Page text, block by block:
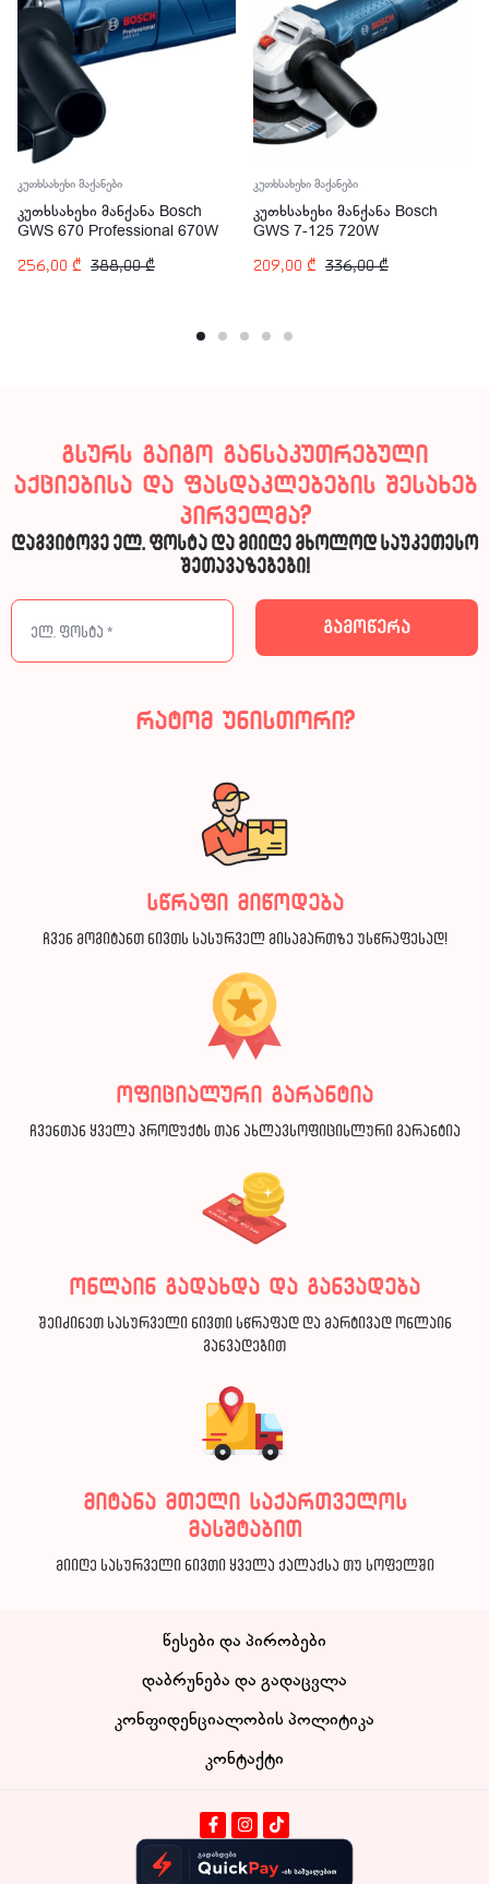
კუთხსახეხი მაქანები
კუთხსახეხი მანქანა Bosch
GWS 670 Professional 670W
256,00 ₾ 388,00₾
კუთხსახეხი მაქანები
კუთხსახეხი მანქანა Bosch
GWS 7-125 720W
209,00 ₾ 336,00₾
გსურს გაიგო განსაკუთრებული
აქციებისა და ფასდაკლებების შესახებ
პირველმა?
დაგვიტოვე ელ. ფოსტა და მიიღე მხოლოდ საუკეთესო
შეთავაზებები!
რატომ უნისთორი?
სწრაფი მიწოდება
ჩვენ მოგიტანთ ნივთს სასურველ მისამართზე უსწრაფესად!
ოფიციალური გარანტია
ჩვენთან ყველა პროდუქტს თან ახლავსოფიცისლური გარანტია
ონლაინ გადახდა და განვადება
შეიძინეთ სასურველი ნივთი სწრაფად და მარტივად ონლაინ
განვადებით
მიტანა მთელი საქართველოს
მასშტაბით
მიიღე სასურველი ნივთი ყველა ქალაქსა თუ სოფელში
წესები და პირობები
დაბრუნება და გადაცვლა
კონფიდენციალობის პოლიტიკა
კონტაქტი